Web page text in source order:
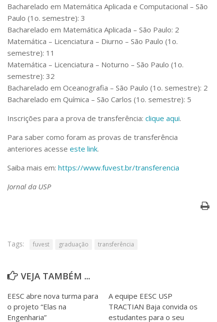
Bacharelado em Matemática Aplicada e Computacional – São
Paulo (1o. semestre): 3
Bacharelado em Matemática Aplicada – São Paulo: 2
Matemática – Licenciatura – Diurno – São Paulo (1o.
semestre): 11
Matemática – Licenciatura – Noturno – São Paulo (1o.
semestre): 32
Bacharelado em Oceanografia – São Paulo (1o. semestre): 2
Bacharelado em Química – São Carlos (1o. semestre): 5
Inscrições para a prova de transferência: clique aqui.
Para saber como foram as provas de transferência
anteriores acesse este link.
Saiba mais em: https://www.fuvest.br/transferencia
Jornal da USP
Tags: fuvest graduação transferência
VEJA TAMBÉM ...
EESC abre nova turma para
o projeto “Elas na
Engenharia”
A equipe EESC USP
TRACTIAN Baja convida os
estudantes para o seu